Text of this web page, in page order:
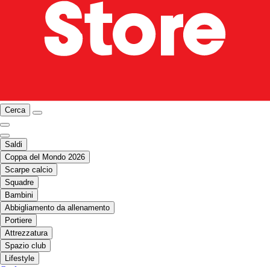
Cerca
Saldi
Coppa del Mondo 2026
Scarpe calcio
Squadre
Bambini
Abbigliamento da allenamento
Portiere
Attrezzatura
Spazio club
Lifestyle